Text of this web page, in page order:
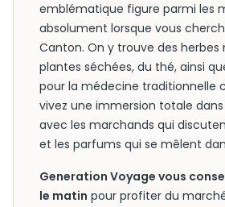
emblématique figure parmi les
absolument lorsque vous
Canton. On y trouve des herbes
plantes séchées, du thé, ainsi
pour la médecine traditionnelle
vivez une immersion totale
avec les marchands qui
et les parfums qui se mêlent
Generation Voyage vous
le matin pour profiter du